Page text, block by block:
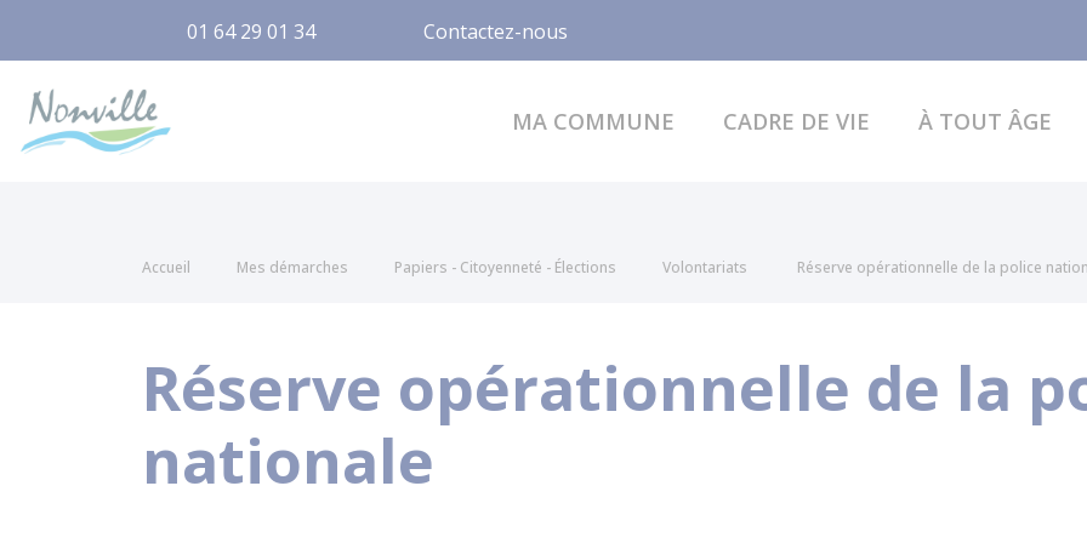
01 64 29 01 34 Contactez-nous
MA COMMUNE CADRE DE VIE À TOUT ÂGE
Accueil Mes démarches Papiers - Citoyenneté - Élections Volontariats Réserve opérationnelle de la police
Réserve opérationnelle de la
nationale